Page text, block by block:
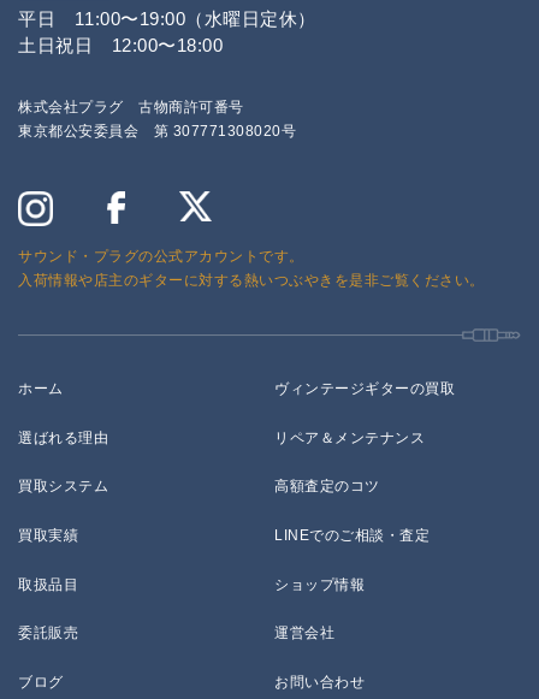
平日 11:00〜19:00（水曜日定休）
土日祝日 12:00〜18:00
株式会社プラグ 古物商許可番号
東京都公安委員会 第 307771308020号
サウンド・プラグの公式アカウントです。
入荷情報や店主のギターに対する熱いつぶやきを是非ご覧ください。
ホーム
選ばれる理由
買取システム
買取実績
取扱品目
委託販売
ブログ
ヴィンテージギターの買取
リペア＆メンテナンス
高額査定のコツ
LINEでのご相談・査定
ショップ情報
運営会社
お問い合わせ